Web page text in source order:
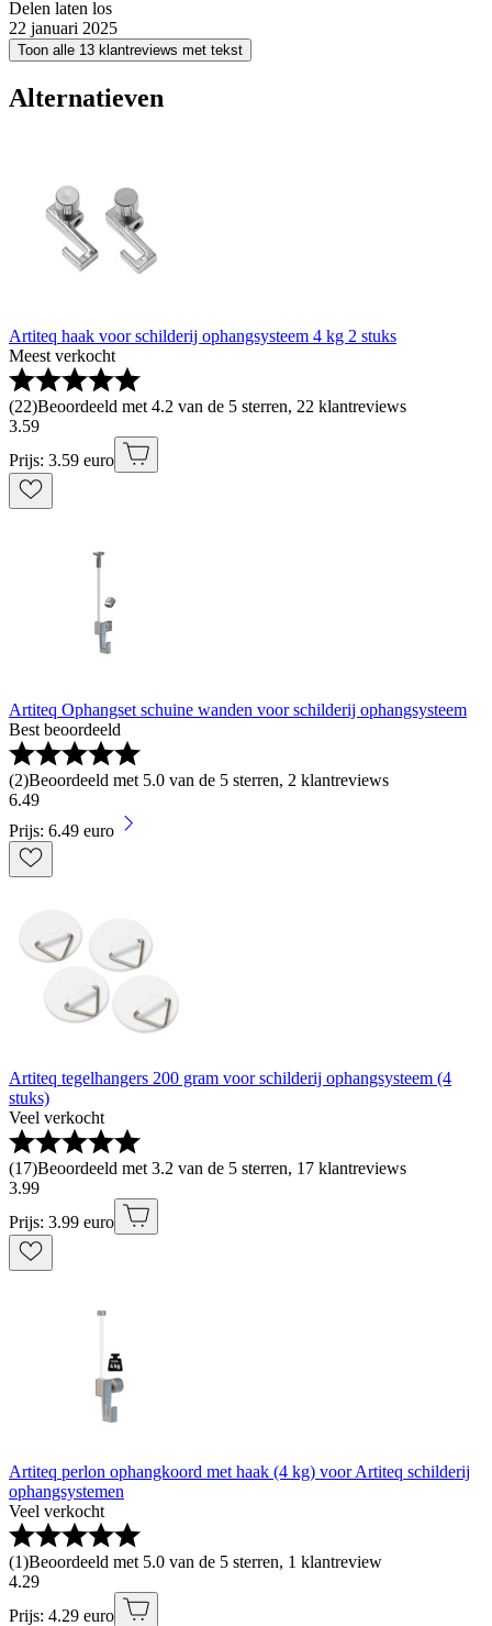
Delen laten los
22 januari 2025
Toon alle 13 klantreviews met tekst
Alternatieven
Artiteq haak voor schilderij ophangsysteem 4 kg 2 stuks
Meest verkocht
(22)Beoordeeld met 4.2 van de 5 sterren, 22 klantreviews
3.59
Prijs: 3.59 euro
Artiteq Ophangset schuine wanden voor schilderij ophangsysteem
Best beoordeeld
(2)Beoordeeld met 5.0 van de 5 sterren, 2 klantreviews
6.49
Prijs: 6.49 euro
Artiteq tegelhangers 200 gram voor schilderij ophangsysteem (4
stuks)
Veel verkocht
(17)Beoordeeld met 3.2 van de 5 sterren, 17 klantreviews
3.99
Prijs: 3.99 euro
Artiteq perlon ophangkoord met haak (4 kg) voor Artiteq schilderij
ophangsystemen
Veel verkocht
(1)Beoordeeld met 5.0 van de 5 sterren, 1 klantreview
4.29
Prijs: 4.29 euro